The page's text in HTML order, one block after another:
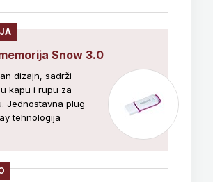
Snow 3.0
dizajn, sadrži
kapu i rupu za
Jednostavna plug
tehnologija